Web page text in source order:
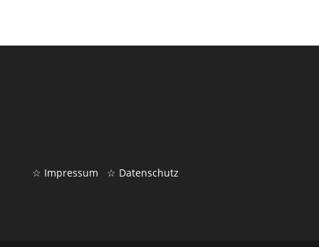
☆ Impressum ☆ Datenschutz